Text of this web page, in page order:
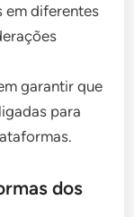
em diferentes
garantir que
para
dos